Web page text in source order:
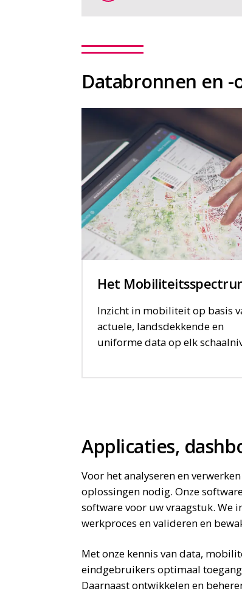
Databronnen en -
Het
Inzicht in mobiliteit op basis
actuele, landsdekkende en
uniforme data op elk
Applicaties,
Voor het analyseren en
oplossingen nodig. Onze
software voor uw vraagstuk. We
werkproces en valideren en
Met onze kennis van data,
eindgebruikers optimaal
Daarnaast ontwikkelen en